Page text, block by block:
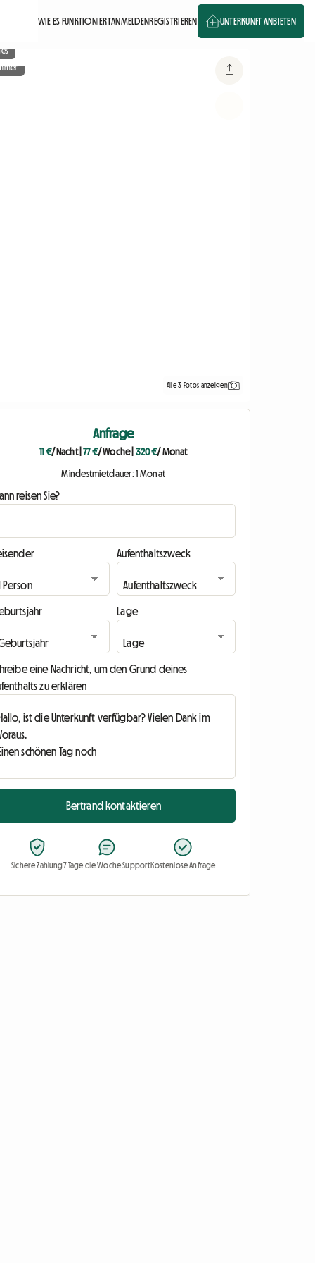
WIE ES FUNKTIONIERTANMELDENREGISTRIEREN UNTERKUNFT ANBIETEN
Alle 3 Fotos anzeigen
Anfrage
11 €/ Nacht|77 €/ Woche| 320 €/ Monat
Mindestmietdauer: 1 Monat
reisen Sie?
Aufenthaltszweck
Lage
eine Nachricht, um den Grund deines
zu erklären
Bertrand kontaktieren
Sichere Zahlung7 Tage die Woche SupportKostenlose Anfrage